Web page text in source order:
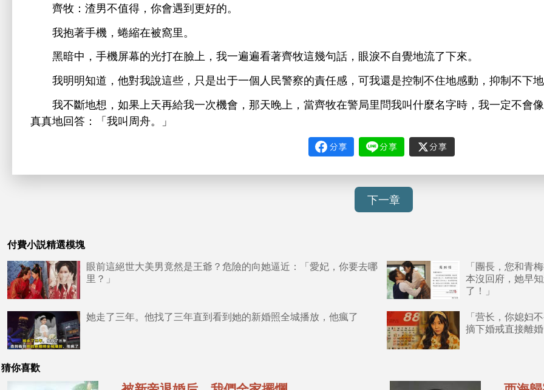
牧：渣男
值得， 遇到更好
。
抱著
，蜷縮
被窩里。
暗
， 屏幕 打 ， 遍遍 著 牧 幾句話， 淚 自 流
。
，
對 些，只 于 個 民警察 責任 ， 還 控制
，抑制
斷
，如果 再 次 ， ，當 牧 警局里問 叫什麼名字 ， 定
真真
回答：「 叫周舟。」
下一章
付費小説精選模塊
眼前這絕世大美男竟然是王爺？危險的向她逼近：「愛妃，你要去哪
里？」
「團長，您和青
本沒回府，她早
了！」
她走了三年。他找了三年直到看到她的新婚照全城播放，他瘋了
「营长，你媳妇
摘下婚戒直接離
猜你喜歡